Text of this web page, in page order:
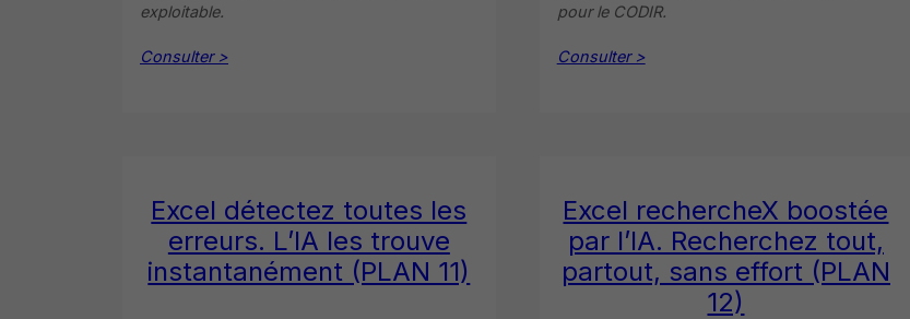
exploitable.
Consulter >
pour le CODIR.
Consulter >
Excel détectez toutes les
erreurs. L’IA les trouve
instantanément (PLAN 11)
Excel rechercheX boostée
par l’IA. Recherchez tout,
partout, sans effort (PLAN
12)